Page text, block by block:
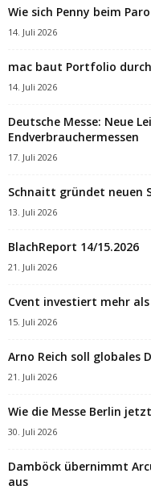
Wie sich Penny beim
14. Juli 2026
mac baut Portfolio durch
14. Juli 2026
Deutsche Messe: Neue
Endverbrauchermessen
17. Juli 2026
Schnaitt gründet neuen
13. Juli 2026
BlachReport 14/15.2026
21. Juli 2026
Cvent investiert mehr
15. Juli 2026
Arno Reich soll globales
21. Juli 2026
Wie die Messe Berlin
30. Juli 2026
Damböck übernimmt
aus